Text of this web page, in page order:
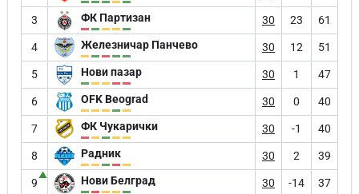
3 ФК Партизан 30 23 61
4 Железничар Панчево 30 12 51
5 Нови пазар 30 1 47
6 OFK Beograd 30 0 40
7 ФК Чукарички 30 -1 40
8 Радник 30 2 39
9
▲ Нови Белград 30 -14 37